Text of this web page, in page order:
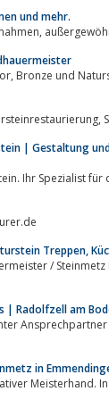
und mehr.
Ausführung
Skulpturen und Plastiken
| Gestaltung
Ihr Spezialist
Treppen,
Alfeld, Naturstein Treppen,
Radolfzell am
rund um
in
Meisterhand.